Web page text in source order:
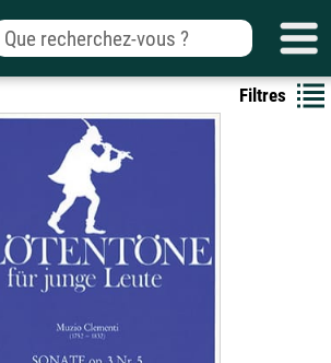
Filtres